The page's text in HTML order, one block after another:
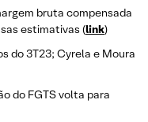
bruta compensada
estimativas (link)
do 3T23; Cyrela e Moura
do FGTS volta para